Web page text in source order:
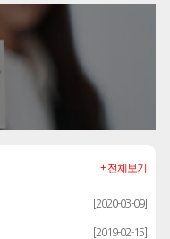
[2020-03-09]
[2019-02-15]
+ 전체보기